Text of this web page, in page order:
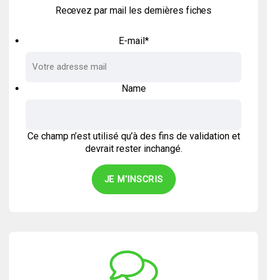
Recevez par mail les dernières fiches
E-mail*
Name
Ce champ n’est utilisé qu’à des fins de validation et
devrait rester inchangé.